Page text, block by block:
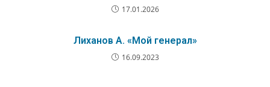
17.01.2026
Лиханов А. «Мой генерал»
16.09.2023